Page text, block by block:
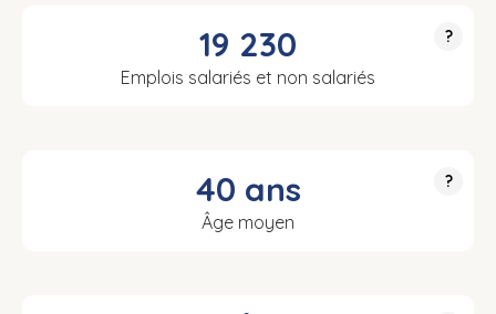
?
19 230
Emplois salariés et non salariés
?
40 ans
Âge moyen